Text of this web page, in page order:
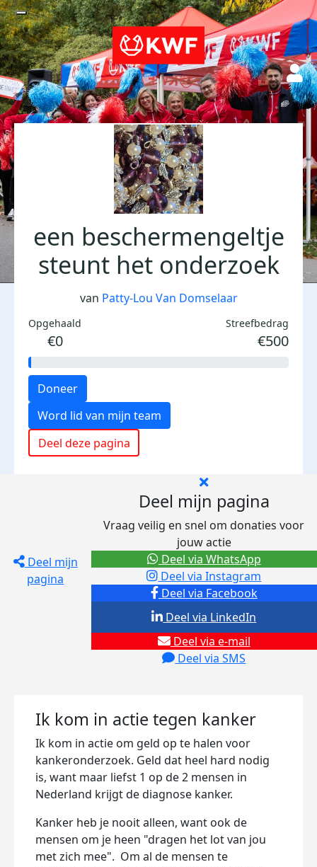
een beschermengeltje
steunt het onderzoek
van Patty-Lou Van Domselaar
Opgehaald
€0
Streefbedrag
€500
Doneer
Word lid van mijn team
Deel deze pagina
Deel mijn
pagina
Deel mijn pagina
Vraag veilig en snel om donaties voor
jouw actie
Deel via Facebook
Deel via Instagram
Deel via e-mail
Deel via SMS
Deel via LinkedIn
Deel via WhatsApp
Ik kom in actie tegen kanker
Ik kom in actie om geld op te halen voor
kankeronderzoek. Geld dat heel hard nodig
is, want maar liefst 1 op de 2 mensen in
Nederland krijgt de diagnose kanker.
Kanker heb je nooit alleen, want ook de
mensen om je heen "dragen het lot van jou
met zich mee". Om al de mensen te